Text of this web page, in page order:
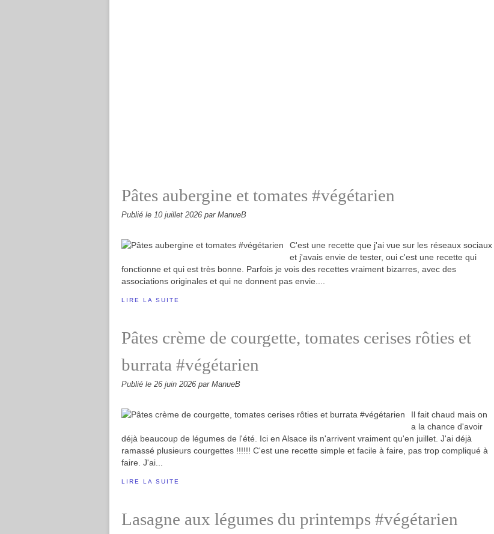
Pâtes aubergine et tomates #végétarien
Publié le 10 juillet 2026 par ManueB
C'est une recette que j'ai vue sur les réseaux sociaux
et j'avais envie de tester, oui c'est une recette qui
fonctionne et qui est très bonne. Parfois je vois des recettes vraiment bizarres, avec des
associations originales et qui ne donnent pas envie....
LIRE LA SUITE
Pâtes crème de courgette, tomates cerises rôties et
burrata #végétarien
Publié le 26 juin 2026 par ManueB
Il fait chaud mais on
a la chance d'avoir
déjà beaucoup de légumes de l'été. Ici en Alsace ils n'arrivent vraiment qu'en juillet. J'ai déjà
ramassé plusieurs courgettes !!!!!! C'est une recette simple et facile à faire, pas trop compliqué à
faire. J'ai...
LIRE LA SUITE
Lasagne aux légumes du printemps #végétarien